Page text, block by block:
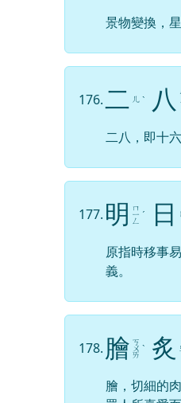
景物變換，
176.二 ㄦ ˋ 八
二八，即十
177. 明 ㄇ
ㄧ
ㄥ
ˊ 日
原指時移事
義。
178. 膾 ㄎ
ㄨ
ㄞ
ˋ 炙
膾，切細的